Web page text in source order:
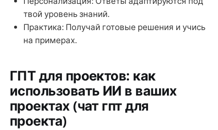
твой уровень знаний.
Практика: Получай готовые решения и учись
на примерах.
ГПТ для проектов: как
использовать ИИ в ваших
проектах (чат гпт для
проекта)